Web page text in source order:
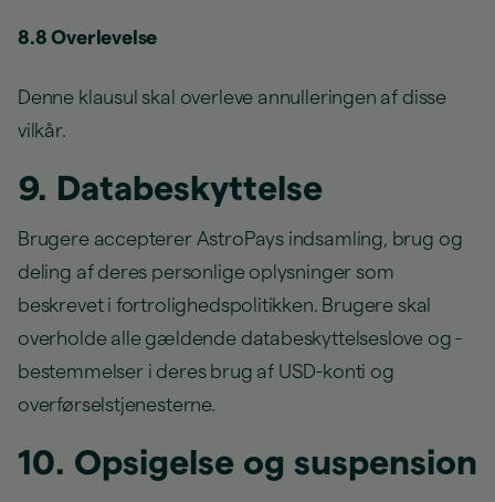
8.8 Overlevelse
Denne klausul skal overleve annulleringen af disse
vilkår.
9. Databeskyttelse
Brugere accepterer AstroPays indsamling, brug og
deling af deres personlige oplysninger som
beskrevet i fortrolighedspolitikken. Brugere skal
overholde alle gældende databeskyttelseslove og -
bestemmelser i deres brug af USD-konti og
overførselstjenesterne.
10. Opsigelse og suspension